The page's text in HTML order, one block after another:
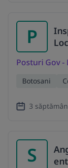
P
Posturi Gov
Botosani
3
S